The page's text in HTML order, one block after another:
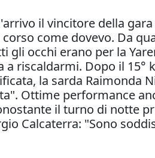
il vincitore della
come dovevo. Da
gli occhi erano per la
riscaldarmi. Dopo il 15°
la sarda Raimonda
Ottime performance
il turno di notte
Calcaterra: "Sono